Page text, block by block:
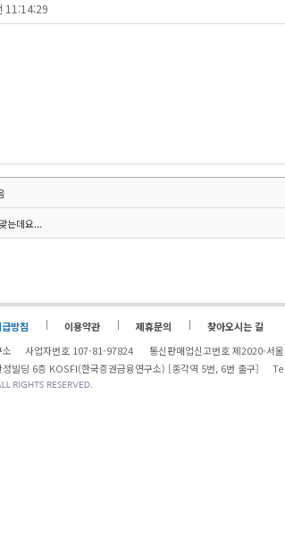
11:14:29
는데요...
방침 이용약관 제휴문의 찾아오시는 길
소 사업자번호 107-81-97824 통신판매업신고번호 제2020-
관정빌딩 6층 KOSFI(한국증권금융연구소) [종각역 5번, 6번